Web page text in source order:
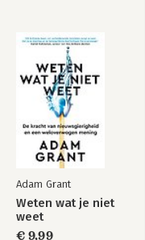
Hidden Potential
Adam Grant
Weten wat je niet
weet
€ 9,99